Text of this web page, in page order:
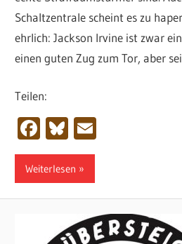
Schaltzentrale scheint es zu
ehrlich: Jackson Irvine ist zwar
einen guten Zug zum Tor, aber
Teilen:
Facebook
Bluesky
Weiterlesen